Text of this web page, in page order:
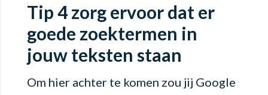
Tip 4 zorg ervoor dat er
goede zoektermen in
jouw teksten staan
Om hier achter te komen zou jij Google